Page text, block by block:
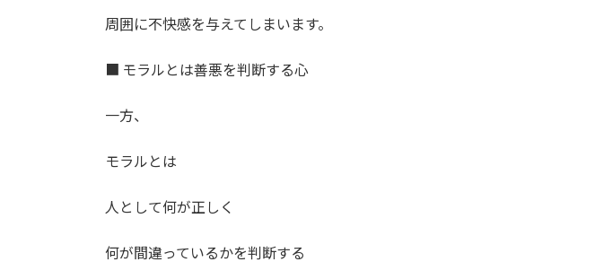
周囲に不快感を与えてしまいます。
■ モラルとは善悪を判断する心
一方、
モラルとは
人として何が正しく
何が間違っているかを判断する